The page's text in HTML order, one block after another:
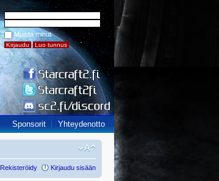
Muista minut
Sponsorit Yhteydenotto
Rekisteröidy Kirjaudu sisään